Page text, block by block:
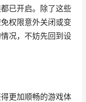
已开启。除了这些
权限意外关闭或变
况，不妨先回到设
更加顺畅的游戏体